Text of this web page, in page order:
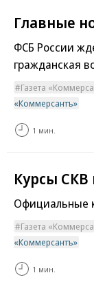
Главные
ФСБ России
гражданская
Газета
«Коммерсантъ»
1 мин.
Курсы СКВ
Официальные
Газета
«Коммерсантъ»
1 мин.